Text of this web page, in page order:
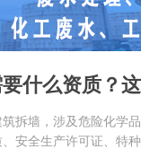
什么资质？
拆墙，涉及危险化学
安全生产许可证、特